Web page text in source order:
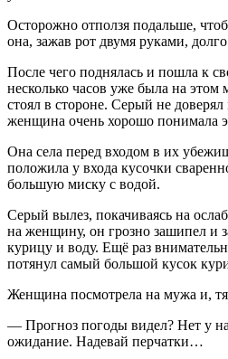
Осторожно отползя подальше,
она, зажав рот двумя руками,
После чего поднялась и пошла к
несколько часов уже была на
стоял в стороне. Серый не
женщина очень хорошо понимала
Она села перед входом в их
положила у входа кусочки
большую миску с водой.
Серый вылез, покачиваясь на
на женщину, он грозно зашипел и
курицу и воду. Ещё раз
потянул самый большой кусок
Женщина посмотрела на мужа и,
— Прогноз погоды видел? Нет у
ожидание. Надевай перчатки…